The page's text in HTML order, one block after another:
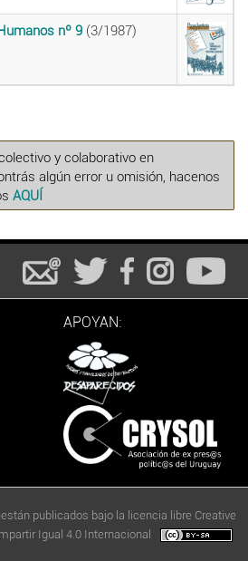
nº 9 (3/1987)
y colaborativo en
algún error u omisión, hacenos
AQUÍ
APOYAN:
publicados bajo la licencia libre Creative
Igual 4.0 Internacional